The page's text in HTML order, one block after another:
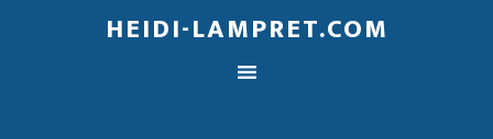
HEIDI-LAMPRET.COM